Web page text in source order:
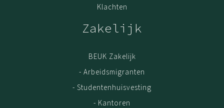
Klachten
Zakelijk
BEUK Zakelijk
- Arbeidsmigranten
- Studentenhuisvesting
- Kantoren